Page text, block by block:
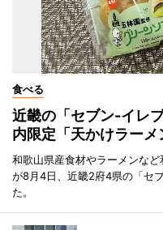
食べる
近畿の「セブン-イレ
内限定「天かけラーメ
和歌山県産食材やラーメンな
が8月4日、近畿2府4県の「セ
た。